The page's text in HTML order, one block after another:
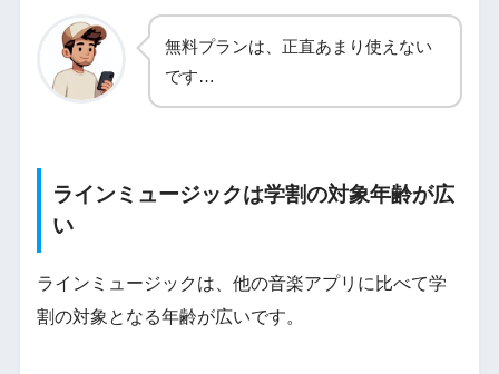
無料プランは、正直あまり使えない
です…
ラインミュージックは学割の対象年齢が広
い
ラインミュージックは、他の音楽アプリに比べて学
割の対象となる年齢が広いです。